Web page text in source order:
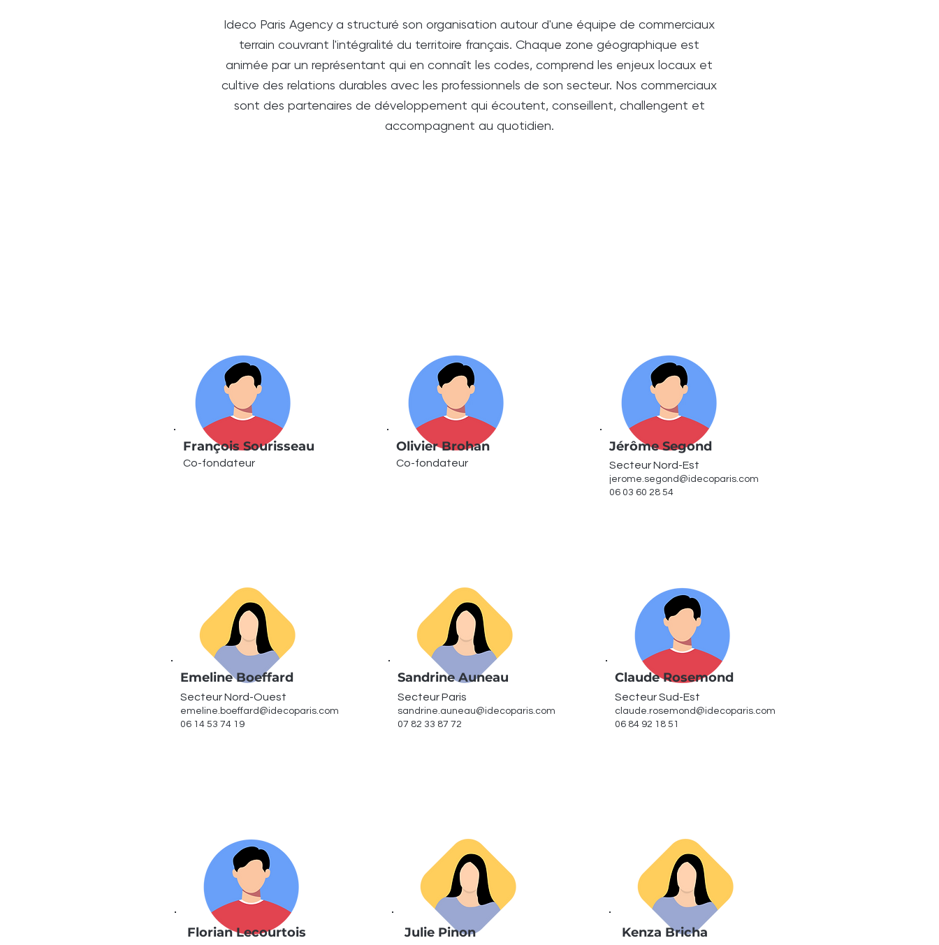
Ideco Paris Agency a structuré son organisation autour d'une équipe de commerciaux
terrain couvrant l'intégralité du territoire français. Chaque zone géographique est
animée par un représentant qui en connaît les codes, comprend les enjeux locaux et
cultive des relations durables avec les professionnels de son secteur. Nos commerciaux
sont des partenaires de développement qui écoutent, conseillent, challengent et
accompagnent au quotidien.
François Sourisseau
Co-fondateur
Olivier Brohan
Co-fondateur
Jérôme Segond
Secteur Nord-Est
jerome.segond@idecoparis.com
06 03 60 28 54
Emeline Boeffard
Secteur Nord-Ouest
emeline.boeffard@idecoparis.com
06 14 53 74 19
Sandrine Auneau
Secteur Paris
sandrine.auneau@idecoparis.com
07 82 33 87 72
Claude Rosemond
Secteur Sud-Est
claude.rosemond@idecoparis.com
06 84 92 18 51
Florian Lecourtois Julie Pinon Kenza Bricha